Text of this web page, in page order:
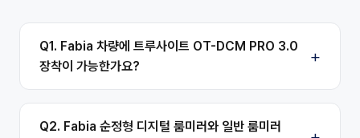
Q1. Fabia 차량에 트루사이트 OT-DCM PRO 3.0
장착이 가능한가요?
Q2. Fabia 순정형 디지털 룸미러와 일반 룸미러